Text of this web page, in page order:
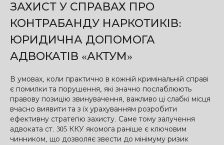
ЗАХИСТ У СПРАВАХ ПРО
КОНТРАБАНДУ НАРКОТИКІВ:
ЮРИДИЧНА ДОПОМОГА
АДВОКАТІВ «АКТУМ»
В умовах, коли практично в кожній кримінальній справі
є помилки та порушення, які значно послаблюють
правову позицію звинувачення, важливо ці слабкі місця
вчасно виявити та з їх урахуванням розробити
ефективну стратегію захисту. Саме тому залучення
адвоката ст. 305 ККУ якомога раніше є ключовим
чинником, що дозволяє звести до мінімуму ризик